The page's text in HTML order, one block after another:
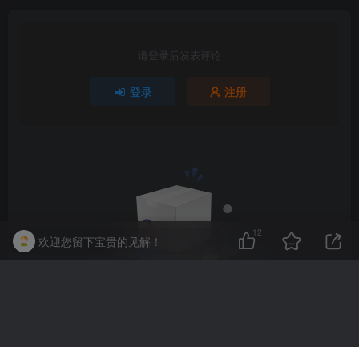
请登录后发表评论
登录 注册
欢迎您留下宝贵的见解！
12